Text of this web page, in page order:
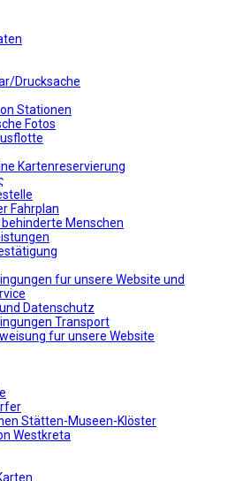
Drucksache
Stationen
Fotos
Kartenreservierung
Fahrplan
Menschen
fur unsere Website und
Datenschutz
Transport
fur unsere Website
Stätten-Museen-Klöster
Westkreta